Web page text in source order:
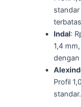
Indal:
1,4
dengan
Profil